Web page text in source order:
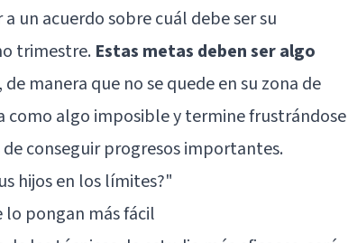
un acuerdo sobre cuál debe ser su
trimestre. Estas metas deben ser algo
, de manera que no se quede en su zona de
algo imposible y termine frustrándose
conseguir progresos importantes.
hijos en los límites?"
lo pongan más fácil